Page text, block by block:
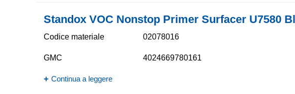
Standox VOC Nonstop Primer Surfacer U7580
Codice materiale 02078016
GMC 4024669780161
Continua a leggere